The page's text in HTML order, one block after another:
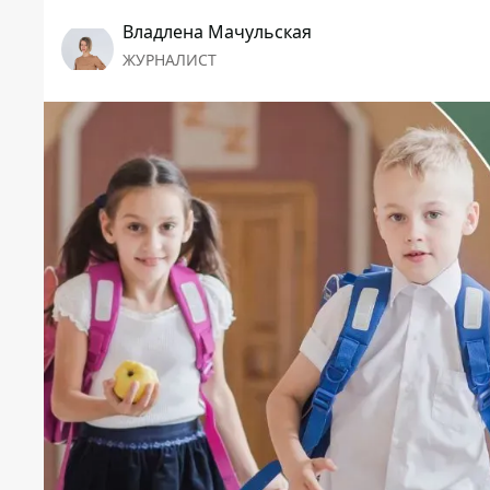
Владлена Мачульская
ЖУРНАЛИСТ